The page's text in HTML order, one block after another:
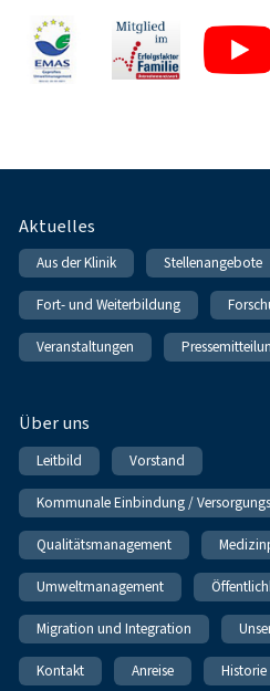
Fußnavigation
Aktuelles
Aus der Klinik Stellenangebote
Fort- und Weiterbildung
Veranstaltungen
Über uns
Leitbild Vorstand
Kommunale Einbindung /
Qualitätsmanagement
Umweltmanagement
Migration und Integration
Kontakt Anreise Historie